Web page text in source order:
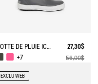
BOTTE DE PLUIE ICONIQUE LOLLY POP 27,30$
+7 56,00$
EXCLU WEB